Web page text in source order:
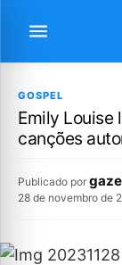
GOSPEL
Emily Louise
canções
Publicado por
28 de novembro de